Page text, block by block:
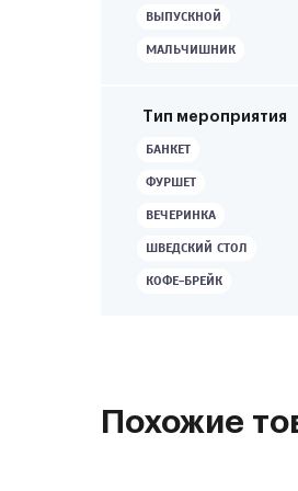
ВЫПУСКНОЙ
МАЛЬЧИШНИК
Тип мероприятия
БАНКЕТ
ФУРШЕТ
ВЕЧЕРИНКА
ШВЕДСКИЙ СТОЛ
КОФЕ-БРЕЙК
Похожие